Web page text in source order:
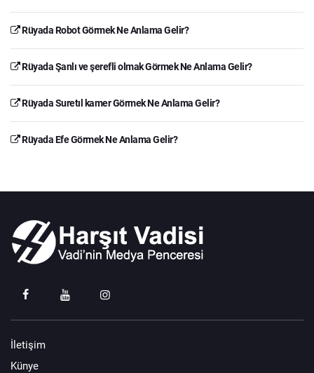
Rüyada Robot Görmek Ne Anlama Gelir?
Rüyada Şanlı ve şerefli olmak Görmek Ne Anlama Gelir?
Rüyada Suretıl kamer Görmek Ne Anlama Gelir?
Rüyada Efe Görmek Ne Anlama Gelir?
İletişim
Künye